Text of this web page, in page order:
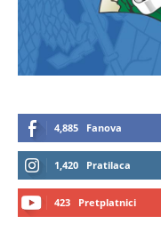
4,885 Fanova
1,420 Pratilaca
423 Pretplatnici